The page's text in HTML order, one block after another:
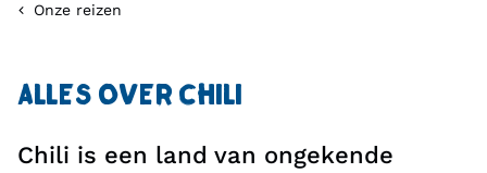
Onze reizen
ALLES OVER CHILI
Chili is een land van ongekende